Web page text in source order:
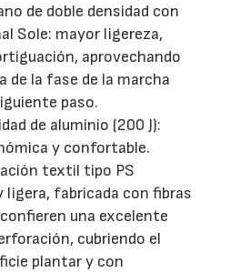
de doble densidad con
Sole: mayor ligereza,
aprovechando
de la fase de la marcha
paso.
de aluminio (200 J):
y confortable.
textil tipo PS
ligera, fabricada con fibras
una excelente
cubriendo el
plantar y con